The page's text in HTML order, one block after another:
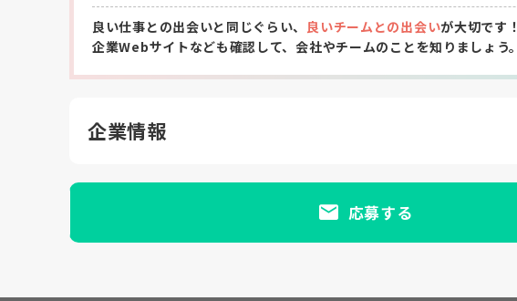
良い仕事との出会いと同じぐらい、 良いチームとの出会いが大切です！
企業Webサイトなども確認して、会社やチームのことを知りましょう。
企業情報
応募する